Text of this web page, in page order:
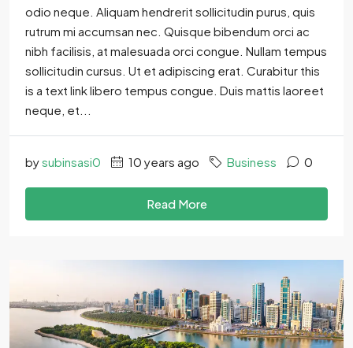
odio neque. Aliquam hendrerit sollicitudin purus, quis
rutrum mi accumsan nec. Quisque bibendum orci ac
nibh facilisis, at malesuada orci congue. Nullam tempus
sollicitudin cursus. Ut et adipiscing erat. Curabitur this
is a text link libero tempus congue. Duis mattis laoreet
neque, et...
bysubinsasi0 10 years ago Business 0
Read More